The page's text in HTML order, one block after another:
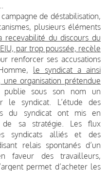
de déstabilisation,
plusieurs éléments
recevabilité du discours du
par trop poussée, recèle
renforcer ses accusations
le syndicat a ainsi
organisation prétendue
publie sous son nom un
le syndicat. L’étude des
du syndicat ont mis en
de sa stratégie. Les flux
syndicats alliés et des
relais spontanés d’un
faveur des travailleurs,
permet d’acheter les